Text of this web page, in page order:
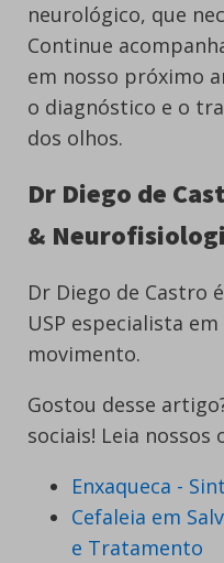
neurológico, que
Continue
em nosso próximo
o diagnóstico e o
dos olhos.
Dr Diego de
&
Dr Diego de Castro
USP especialista
movimento.
Gostou desse
sociais! Leia
Enxaqueca -
Cefaleia em
e Tratamento